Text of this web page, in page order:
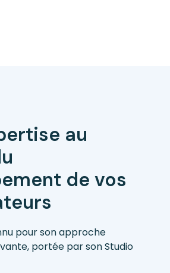
au
de vos
pour son approche
portée par son Studio